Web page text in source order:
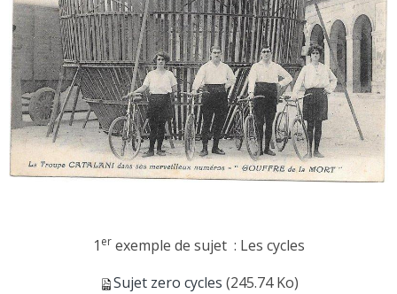
1 erexemple de sujet : Les cycles
Sujet zero cycles (245.74 Ko)